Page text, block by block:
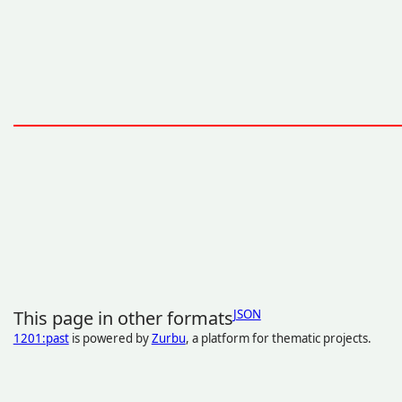
This page in other formatsJSON
1201:pastis powered byZurbu, a platform for thematic projects.